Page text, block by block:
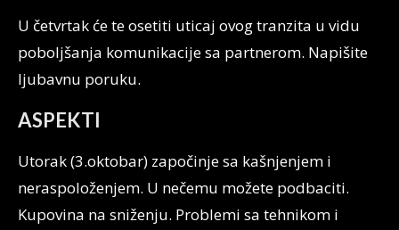
U četvrtak će te osetiti uticaj ovog tranzita u vidu
poboljšanja komunikacije sa partnerom. Napišite
ljubavnu poruku.
ASPEKTI
Utorak (3.oktobar) započinje sa kašnjenjem i
neraspoloženjem. U nečemu možete podbaciti.
Kupovina na sniženju. Problemi sa tehnikom i